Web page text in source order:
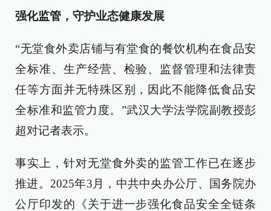
强化监管，守护业态健康发展
“无堂食外卖店铺与有堂食的餐饮机构在食品安
全标准、生产经营、检验、监督管理和法律责
任等方面并无特殊区别，因此不能降低食品安
全标准和监管力度。”武汉大学法学院副教授彭
超对记者表示。
事实上，针对无堂食外卖的监管工作已在逐步
推进。2025年3月，中共中央办公厅、国务院办
公厅印发的《关于进一步强化食品安全全链条